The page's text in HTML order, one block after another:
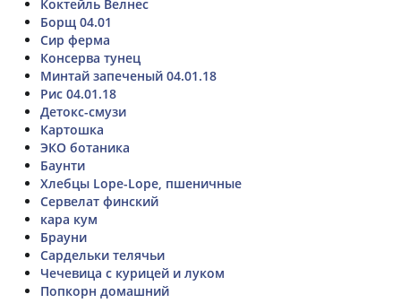
Коктейль Велнес
Борщ 04.01
Сир ферма
Консерва тунец
Минтай запеченый 04.01.18
Рис 04.01.18
Детокс-смузи
Картошка
ЭКО ботаника
Баунти
Хлебцы Lope-Lope, пшеничные
Сервелат финский
кара кум
Брауни
Сардельки телячьи
Чечевица с курицей и луком
Попкорн домашний